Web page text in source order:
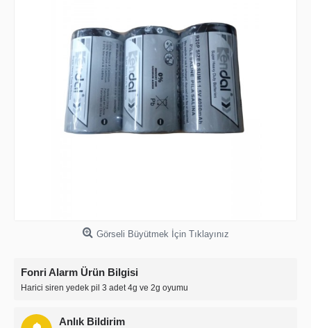
Görseli Büyütmek İçin Tıklayınız
Fonri Alarm Ürün Bilgisi
Harici siren yedek pil 3 adet 4g ve 2g oyumu
Anlık Bildirim